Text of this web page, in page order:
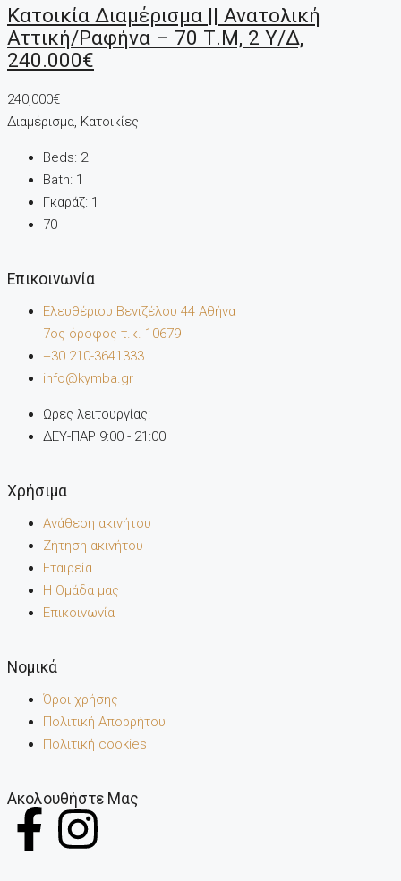
Κατοικία Διαμέρισμα || Ανατολική
Αττική/Ραφήνα – 70 Τ.μ, 2 Υ/Δ,
240.000€
240,000€
Διαμέρισμα, Κατοικίες
Beds: 2
Bath: 1
Γκαράζ: 1
70
Επικοινωνία
Ελευθέριου Βενιζέλου 44 Αθήνα
7oς όροφος τ.κ. 10679
+30 210-3641333
info@kymba.gr
Ωρες λειτουργίας:
ΔΕΥ-ΠΑΡ 9:00 - 21:00
Χρήσιμα
Ανάθεση ακινήτου
Ζήτηση ακινήτου
Εταιρεία
Η Ομάδα μας
Επικοινωνία
Noμικά
Όροι χρήσης
Πολιτική Απορρήτου
Πολιτική cookies
Ακολουθήστε Μας